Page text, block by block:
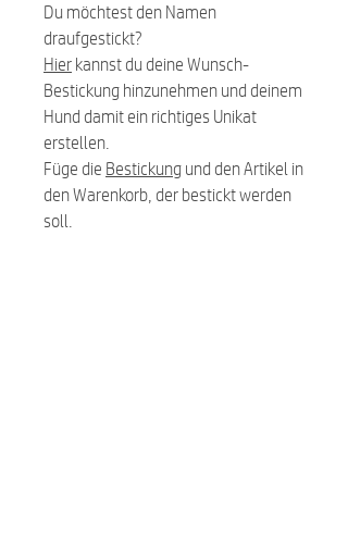
Du möchtest den Namen
draufgestickt?
Hier kannst du deine Wunsch-
Bestickung hinzunehmen und deinem
Hund damit ein richtiges Unikat
erstellen.
Füge die Bestickung und den Artikel in
den Warenkorb, der bestickt werden
soll.